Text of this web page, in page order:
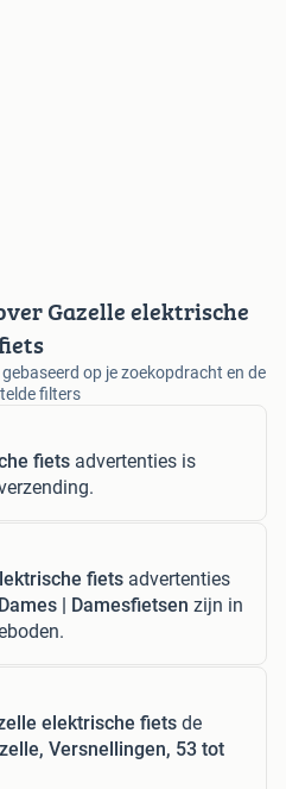
Gazelle elektrische
op je zoekopdracht en de
filters
fiets advertenties is
fiets advertenties
| Damesfietsen zijn in
elektrische fiets de
Versnellingen, 53 tot